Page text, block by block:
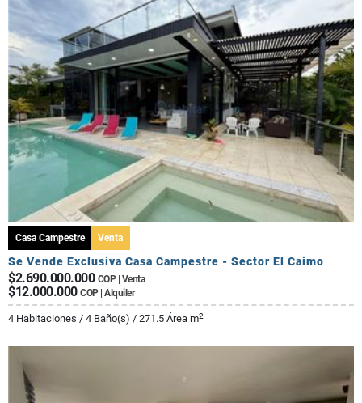
Casa Campestre Venta
Se Vende Exclusiva Casa Campestre - Sector El Caimo
$2.690.000.000 COP | Venta
$12.000.000 COP | Alquiler
4 Habitaciones / 4 Baño(s) / 271.5 Área m2